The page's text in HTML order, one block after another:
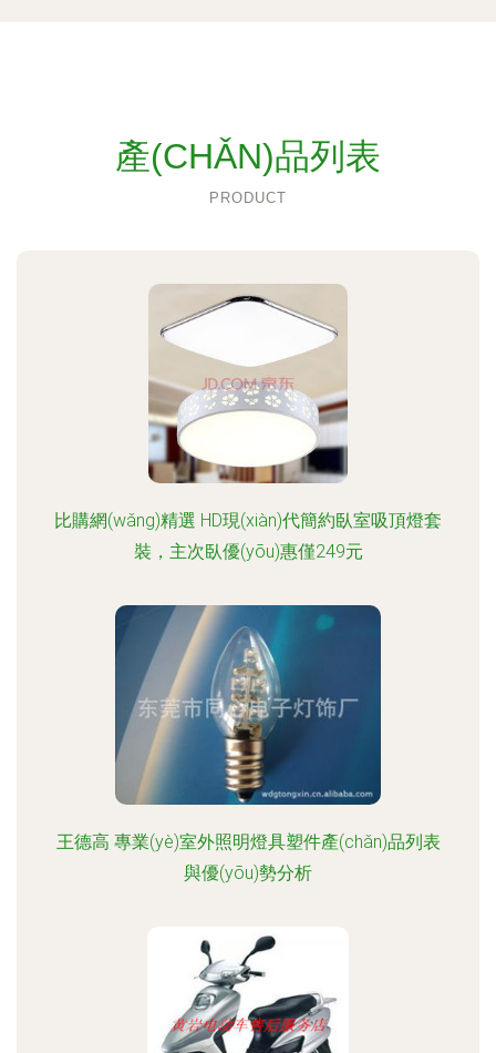
產(CHǍN)品列表
PRODUCT
比購網(wǎng)精選 HD現(xiàn)代簡約臥室吸頂燈套
裝，主次臥優(yōu)惠僅249元
王德高 專業(yè)室外照明燈具塑件產(chǎn)品列表
與優(yōu)勢分析